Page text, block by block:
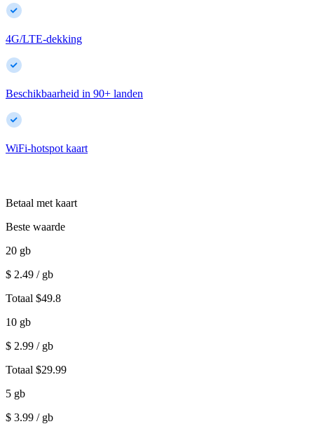
4G/LTE-dekking
Beschikbaarheid in 90+ landen
WiFi-hotspot kaart
Betaal met kaart
Beste waarde
20 gb
$ 2.49 / gb
Totaal $49.8
10 gb
$ 2.99 / gb
Totaal $29.99
5 gb
$ 3.99 / gb